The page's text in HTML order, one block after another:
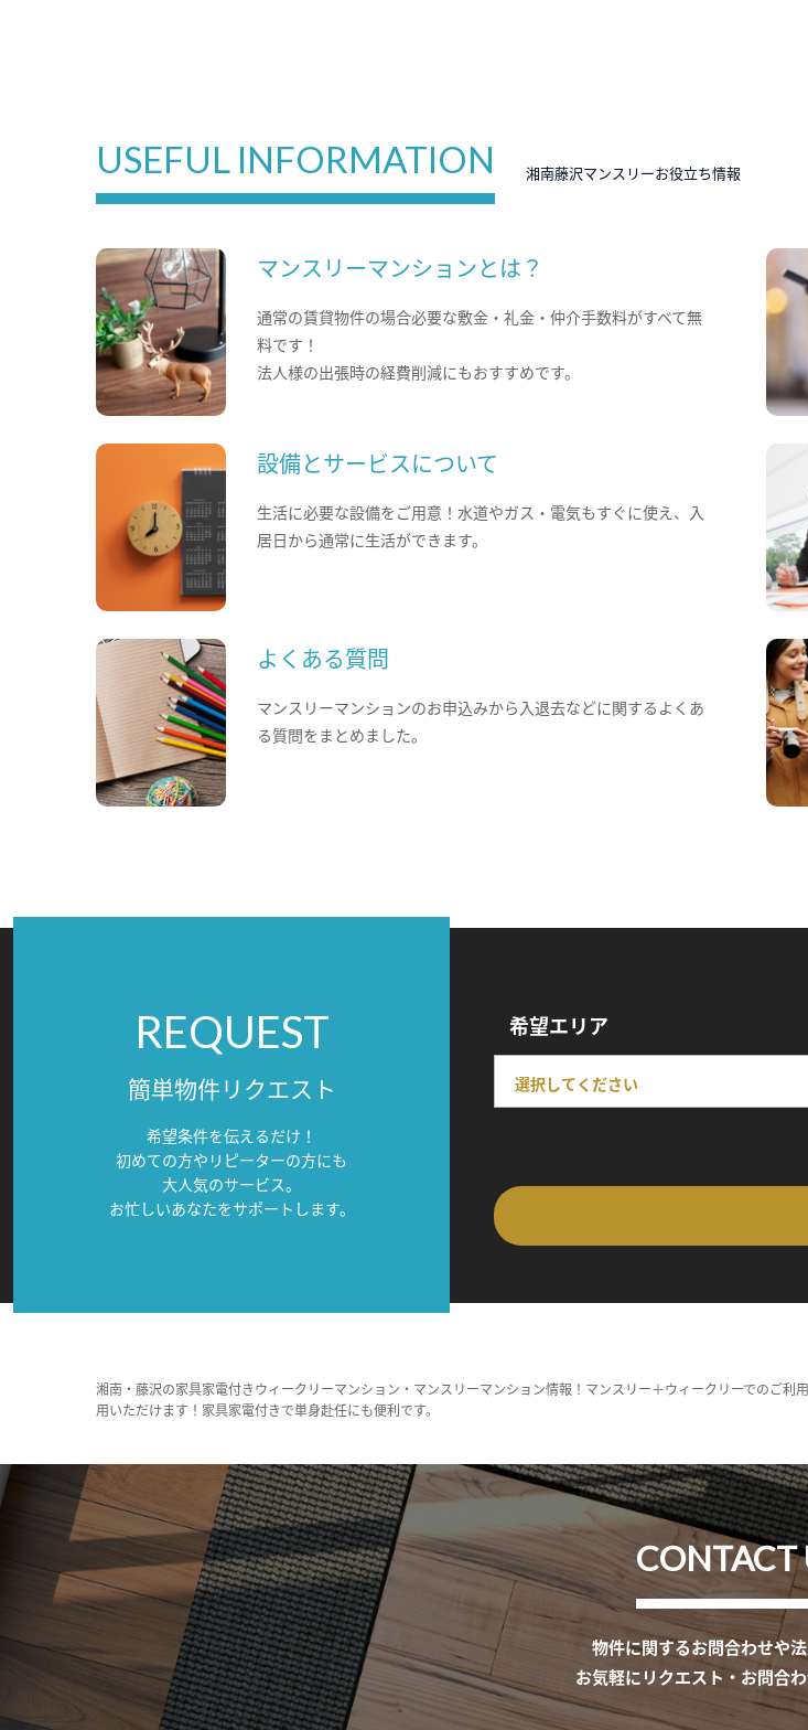
USEFUL INFORMATION 湘南藤沢マンスリーお役立ち情報
マンスリーマンションとは？
通常の賃貸物件の場合必要な敷金・礼金・仲介手数料がすべて無
料です！
法人様の出張時の経費削減にもおすすめです。
設備とサービスについて
生活に必要な設備をご用意！水道やガス・電気もすぐに使え、入
居日から通常に生活ができます。
よくある質問
マンスリーマンションのお申込みから入退去などに関するよくあ
る質問をまとめました。
REQUEST
簡単物件リクエスト
希望条件を伝えるだけ！
初めての方やリピーターの方にも
大人気のサービス。
お忙しいあなたをサポートします。
希望エリア
湘南・藤沢の家具家電付きウィークリーマンション・マンスリーマンション情報！マンスリー＋ウィークリーでのご
用いただけます！家具家電付きで単身赴任にも便利です。
CONTACT
物件に関するお問合わせや法
お気軽にリクエスト・お問合わ